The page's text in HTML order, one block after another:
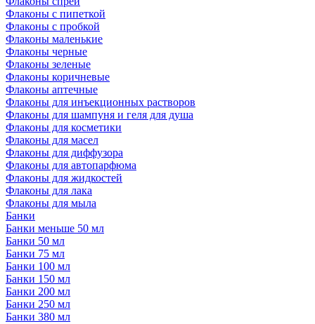
Флаконы с пипеткой
Флаконы с пробкой
Флаконы маленькие
Флаконы черные
Флаконы зеленые
Флаконы коричневые
Флаконы аптечные
Флаконы для инъекционных растворов
Флаконы для шампуня и геля для душа
Флаконы для косметики
Флаконы для масел
Флаконы для диффузора
Флаконы для автопарфюма
Флаконы для жидкостей
Флаконы для лака
Флаконы для мыла
Банки
Банки меньше 50 мл
Банки 50 мл
Банки 75 мл
Банки 100 мл
Банки 150 мл
Банки 200 мл
Банки 250 мл
Банки 380 мл